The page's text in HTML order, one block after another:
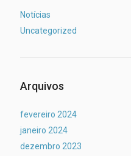
Notícias
Uncategorized
Arquivos
fevereiro 2024
janeiro 2024
dezembro 2023